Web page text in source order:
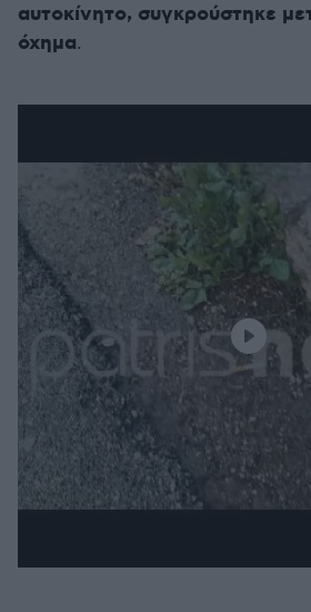
αυτοκίνητο, συγκρούστηκε
όχημα.